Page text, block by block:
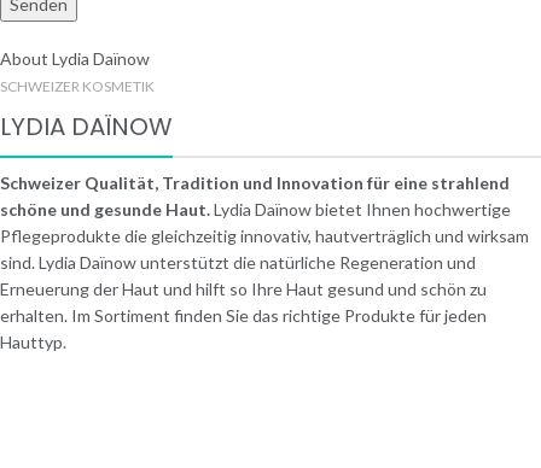
About Lydia Daïnow
SCHWEIZER KOSMETIK
LYDIA DAÏNOW
Schweizer Qualität, Tradition und Innovation für eine strahlend
schöne und gesunde Haut.Lydia Daïnow bietet Ihnen hochwertige
Pflegeprodukte die gleichzeitig innovativ, hautverträglich und wirksam
sind. Lydia Daïnow unterstützt die natürliche Regeneration und
Erneuerung der Haut und hilft so Ihre Haut gesund und schön zu
erhalten. Im Sortiment finden Sie das richtige Produkte für jeden
Hauttyp.